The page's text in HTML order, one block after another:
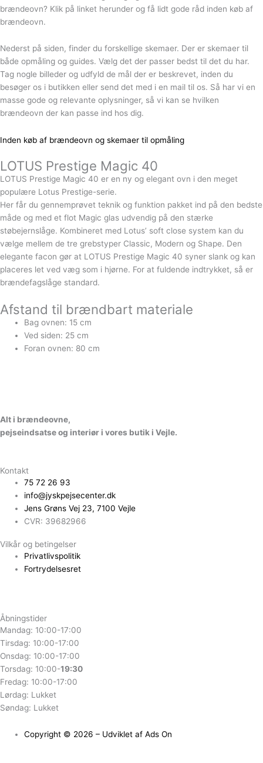
brændeovn? Klik på linket herunder og få lidt gode råd inden køb af
brændeovn.
Nederst på siden, finder du forskellige skemaer. Der er skemaer til
både opmåling og guides. Vælg det der passer bedst til det du har.
Tag nogle billeder og udfyld de mål der er beskrevet, inden du
besøger os i butikken eller send det med i en mail til os. Så har vi en
masse gode og relevante oplysninger, så vi kan se hvilken
brændeovn der kan passe ind hos dig.
Inden køb af brændeovn og skemaer til opmåling
LOTUS Prestige Magic 40
LOTUS Prestige Magic 40 er en ny og elegant ovn i den meget
populære Lotus Prestige-serie.
Her får du gennemprøvet teknik og funktion pakket ind på den bedste
måde og med et flot Magic glas udvendig på den stærke
støbejernslåge. Kombineret med Lotus’ soft close system kan du
vælge mellem de tre grebstyper Classic, Modern og Shape. Den
elegante facon gør at LOTUS Prestige Magic 40 syner slank og kan
placeres let ved væg som i hjørne. For at fuldende indtrykket, så er
brændefagslåge standard.
Afstand til brændbart materiale
Bag ovnen: 15 cm
Ved siden: 25 cm
Foran ovnen: 80 cm
Alt i brændeovne,
pejseindsatseog interiør i vores butik i Vejle.
Kontakt
75 72 26 93
info@jyskpejsecenter.dk
Jens Grøns Vej 23, 7100 Vejle
CVR: 39682966
Vilkår og betingelser
Privatlivspolitik
Fortrydelsesret
Åbningstider
Mandag: 10:00-17:00
Tirsdag: 10:00-17:00
Onsdag: 10:00-17:00
Torsdag: 10:00-19:30
Fredag: 10:00-17:00
Lørdag: Lukket
Søndag: Lukket
Copyright © 2026 – Udviklet af Ads On